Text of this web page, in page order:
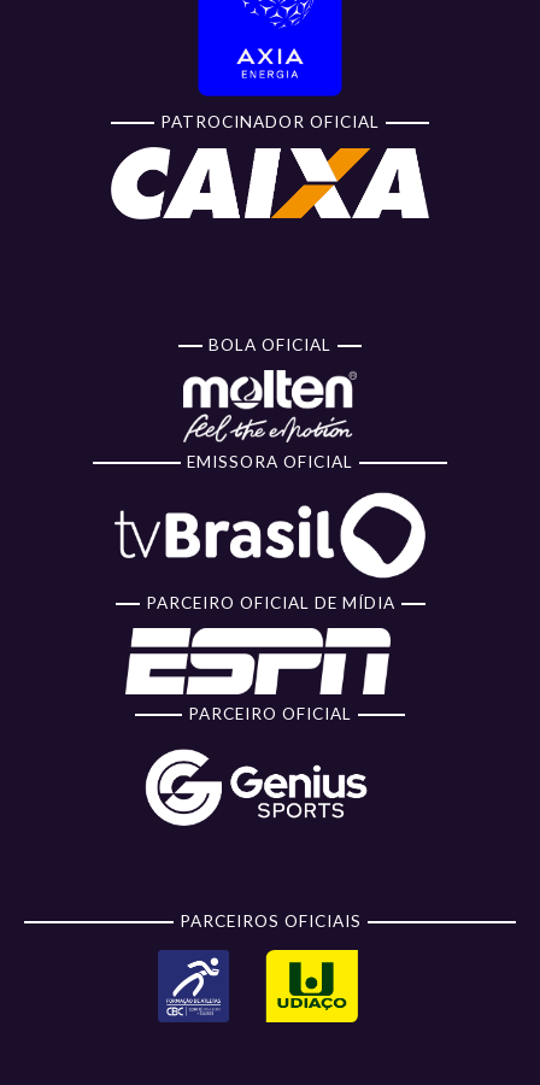
PATROCINADOR OFICIAL
BOLA OFICIAL
EMISSORA OFICIAL
PARCEIRO OFICIAL DE MÍDIA
PARCEIRO OFICIAL
PARCEIROS OFICIAIS